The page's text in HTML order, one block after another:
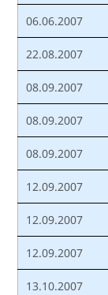
06.06.2007
22.08.2007
08.09.2007
08.09.2007
08.09.2007
12.09.2007
12.09.2007
12.09.2007
13.10.2007